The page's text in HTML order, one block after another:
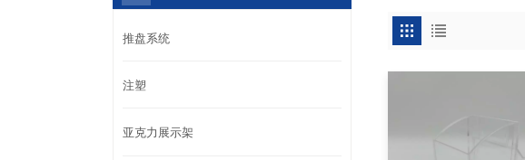
推盘系统
注塑
亚克力展示架